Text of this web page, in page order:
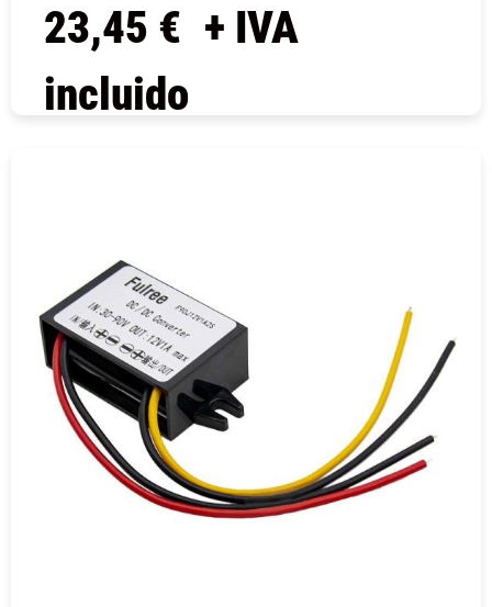
23,45 € + IVA
incluido